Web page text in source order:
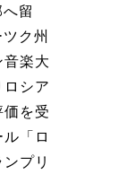
留
ク州
楽大
シア
を受
「ロ
プリ